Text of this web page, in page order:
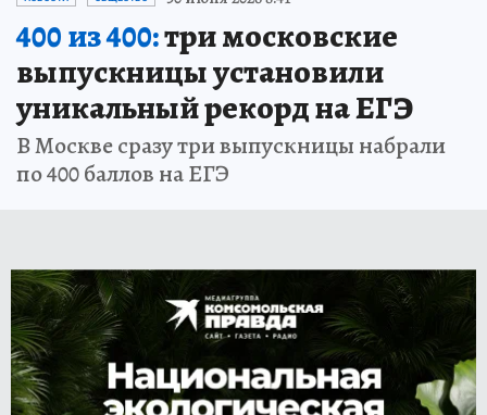
400 из 400:три московские
выпускницы установили
уникальный рекорд на ЕГЭ
В Москве сразу три выпускницы набрали
по 400 баллов на ЕГЭ